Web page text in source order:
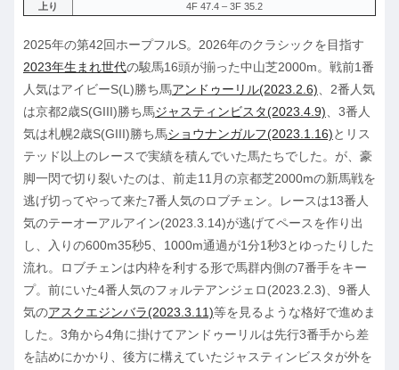
上り 4F 47.4 – 3F 35.2
2025年の第42回ホープフルS。2026年のクラシックを目指す
2023年生まれ世代の駿馬16頭が揃った中山芝2000m。戦前1番
人気はアイビーS(L)勝ち馬アンドゥーリル(2023.2.6) 、2番人気
は京都2歳S(GIII)勝ち馬ジャスティンビスタ(2023.4.9) 、3番人
気は札幌2歳S(GIII)勝ち馬ショウナンガルフ(2023.1.16)とリス
テッド以上のレースで実績を積んでいた馬たちでした。が、豪
脚一閃で切り裂いたのは、前走11月の京都芝2000mの新馬戦を
逃げ切ってやって来た7番人気のロブチェン。レースは13番人
気のテーオーアルアイン(2023.3.14)が逃げてペースを作り出
し、入りの600m35秒5、1000m通過が1分1秒3とゆったりした
流れ。ロブチェンは内枠を利する形で馬群内側の7番手をキー
プ。前にいた4番人気のフォルテアンジェロ(2023.2.3)、9番人
気のアスクエジンバラ(2023.3.11)等を見るような格好で進めま
した。3角から4角に掛けてアンドゥーリルは先行3番手から差
を詰めにかかり、後方に構えていたジャスティンビスタが外を